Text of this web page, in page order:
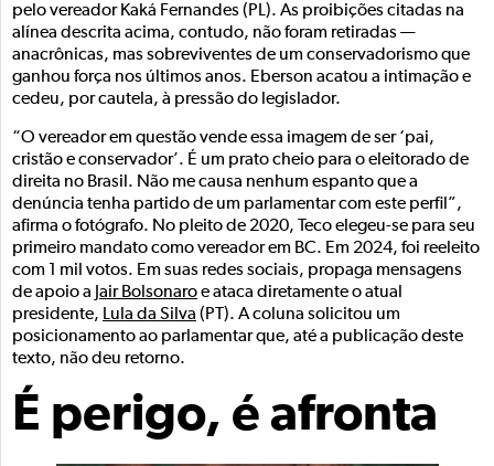
pelo vereador Kaká Fernandes (PL). As proibições citadas na
alínea descrita acima, contudo, não foram retiradas —
anacrônicas, mas sobreviventes de um conservadorismo que
ganhou força nos últimos anos. Eberson acatou a intimação e
cedeu, por cautela, à pressão do legislador.
“O vereador em questão vende essa imagem de ser ‘pai,
cristão e conservador’. É um prato cheio para o eleitorado de
direita no Brasil. Não me causa nenhum espanto que a
denúncia tenha partido de um parlamentar com este perfil”,
afirma o fotógrafo. No pleito de 2020, Teco elegeu-se para seu
primeiro mandato como vereador em BC. Em 2024, foi reeleito
com 1 mil votos. Em suas redes sociais, propaga mensagens
de apoio a Jair Bolsonaroe ataca diretamente o atual
presidente, Lula da Silva (PT). A coluna solicitou um
posicionamento ao parlamentar que, até a publicação deste
texto, não deu retorno.
É perigo, é afronta